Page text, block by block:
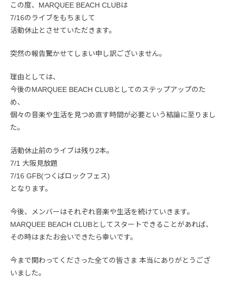
この度、MARQUEE BEACH CLUBは
7/16のライブをもちまして
活動休止とさせていただきます。
突然の報告驚かせてしまい申し訳ございません。
理由としては、
今後のMARQUEE BEACH CLUBとしてのステップアップのた
め、
個々の音楽や生活を見つめ直す時間が必要という結論に至りまし
た。
活動休止前のライブは残り2本。
7/1 大阪見放題
7/16 GFB(つくばロックフェス)
となります。
今後、メンバーはそれぞれ音楽や生活を続けていきます。
MARQUEE BEACH CLUBとしてスタートできることがあれば、
その時はまたお会いできたら幸いです。
今まで関わってくださった全ての皆さま 本当にありがとうござ
いました。